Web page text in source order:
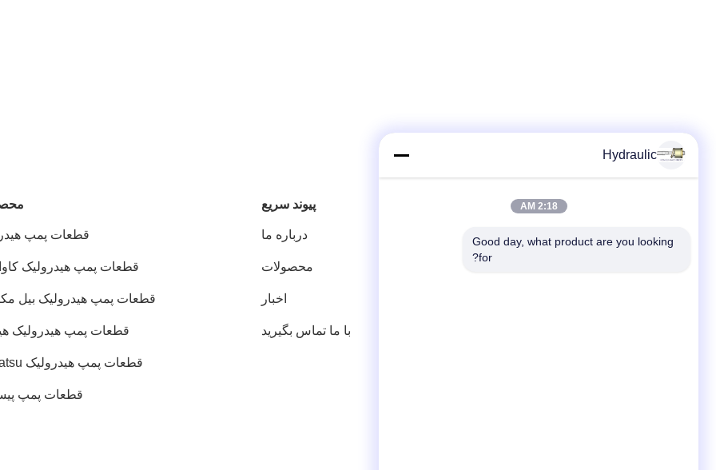
پيوند سريع
درباره ما
محصولات
اخبار
با ما تماس بگیرید
قطعات پمپ
قطعات پمپ هیدرولیک
قطعات پمپ هیدرولیک بیل
قطعات پمپ هیدرولیک
قطعات پمپ هیدرولیک Komatsu
قطعات پمپ
Hydraulic
2:18 AM
Good day, what product are you looking
for?